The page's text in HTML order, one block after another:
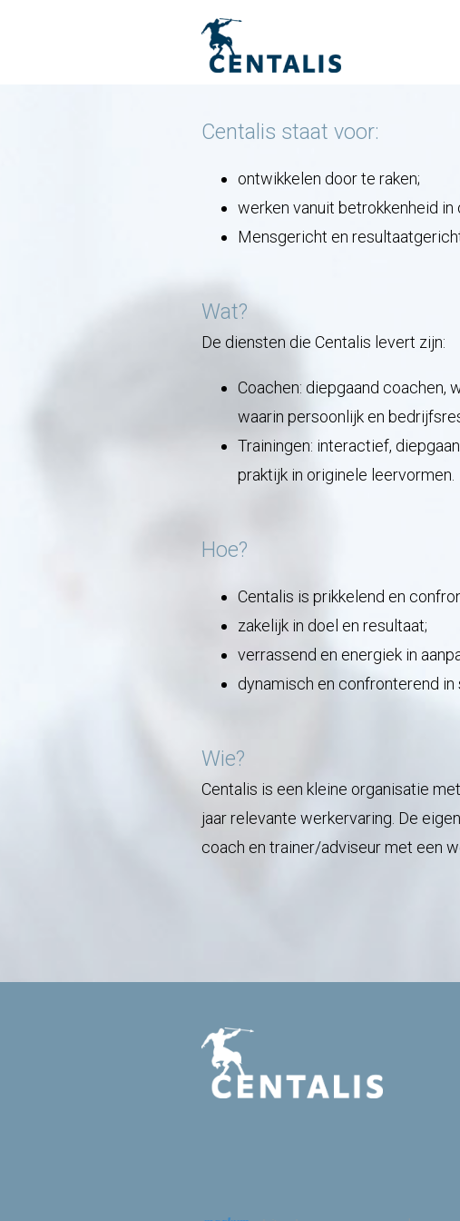
Centalis staat voor:
ontwikkelen door te raken;
werken vanuit betrokkenheid in
Mensgericht en
Wat?
De diensten die Centalis levert zijn:
Coachen: diepgaand coachen,
waarin persoonlijk en
Trainingen: interactief,
praktijk in originele leervormen.
Hoe?
Centalis is prikkelend en
zakelijk in doel en resultaat;
verrassend en energiek in
dynamisch en confronterend in
Wie?
Centalis is een kleine organisatie
jaar relevante werkervaring. De
coach en trainer/adviseur met een